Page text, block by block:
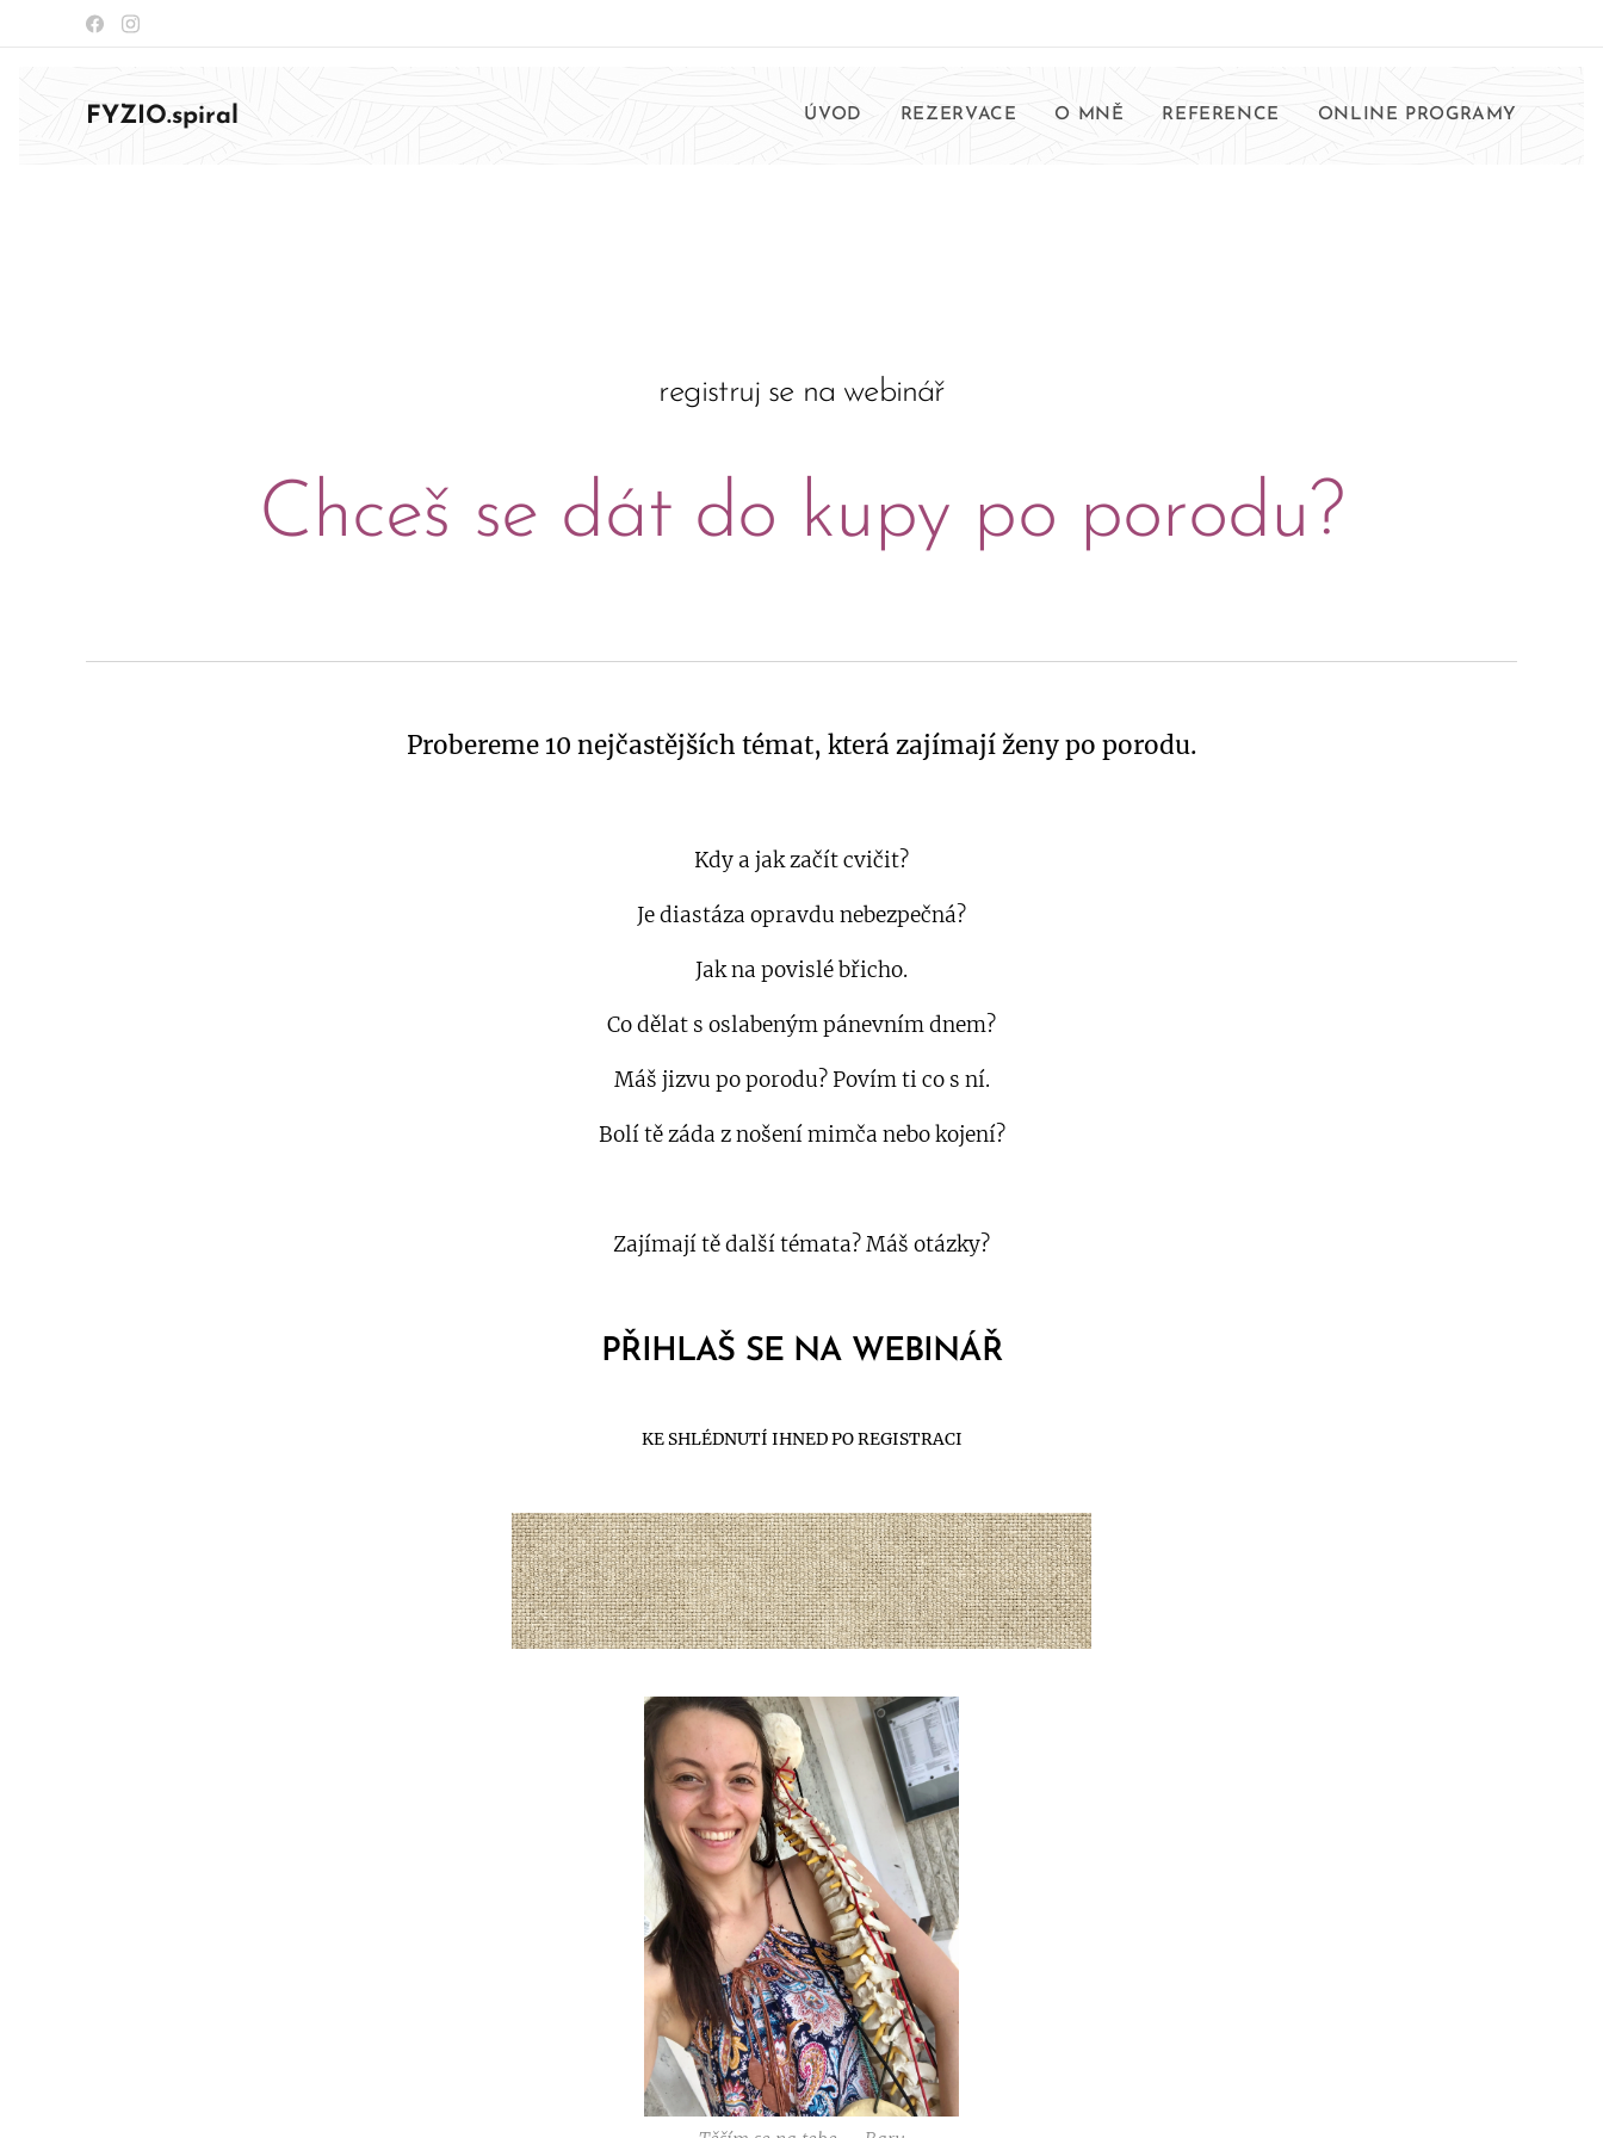
FYZIO.spiral ÚVOD REZERVACE O MNĚ REFERENCE ONLINE PROGRAMY
registruj se na webinář
Chceš se dát do kupy po porodu?
Probereme 10 nejčastějších témat, která zajímají ženy po porodu.
Kdy a jak začít cvičit?
Je diastáza opravdu nebezpečná?
Jak na povislé břicho.
Co dělat s oslabeným pánevním dnem?
Máš jizvu po porodu? Povím ti co s ní.
Bolí tě záda z nošení mimča nebo kojení?
Zajímají tě další témata? Máš otázky?
PŘIHLAŠ SE NA WEBINÁŘ
KE SHLÉDNUTÍ IHNED PO REGISTRACI